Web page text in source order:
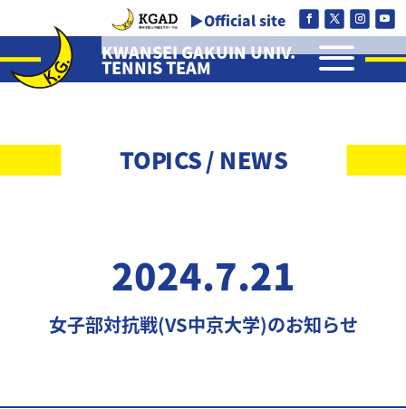
▶Official site
KWANSEI GAKUIN UNIV.
TENNIS TEAM a
TOPICS / NEWS
2024.7.21
女子部対抗戦(VS中京大学)のお知らせ